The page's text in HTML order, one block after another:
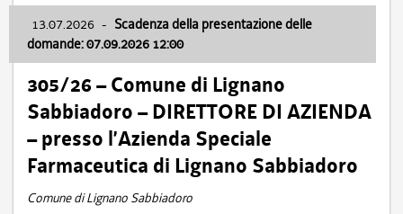
13.07.2026 - Scadenza della presentazione delle
domande: 07.09.2026 12:00
305/26 – Comune di Lignano
Sabbiadoro – DIRETTORE DI AZIENDA
– presso l’Azienda Speciale
Farmaceutica di Lignano Sabbiadoro
Comune di Lignano Sabbiadoro